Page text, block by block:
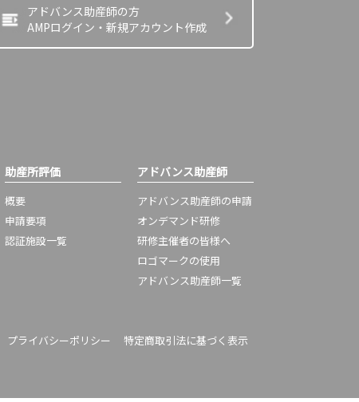
アドバンス助産師の方
AMPログイン・新規アカウント作成
助産所評価
概要
申請要項
認証施設一覧
アドバンス助産師
アドバンス助産師の申請
オンデマンド研修
研修主催者の皆様へ
ロゴマークの使用
アドバンス助産師一覧
プライバシーポリシー 特定商取引法に基づく表示